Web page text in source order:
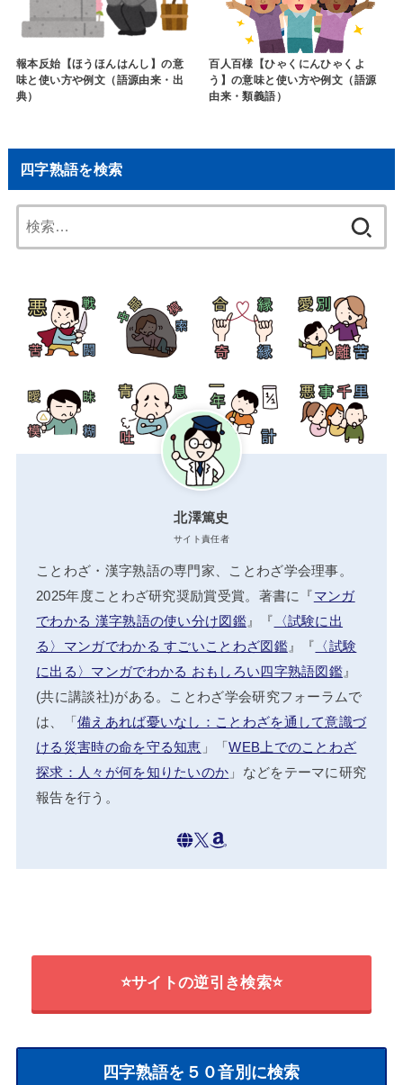
報本反始【ほうほんはんし】の意
味と使い方や例文（語源由来・出
典）
百人百様【ひゃくにんひゃくよ
う】の意味と使い方や例文（語源
由来・類義語）
四字熟語を検索
索:
北澤篤史
サイト責任者
ことわざ・漢字熟語の専門家、ことわざ学会理事。
2025年度ことわざ研究奨励賞受賞。著書に『マンガ
でわかる 漢字熟語の使い分け図鑑』『 〈試験に出
る〉マンガでわかる すごいことわざ図鑑』『 〈試験
に出る〉マンガでわかる おもしろい四字熟語図鑑 』
(共に講談社)がある。ことわざ学会研究フォーラムで
は、「備えあれば憂いなし：ことわざを通して意識づ
ける災害時の命を守る知恵 」「WEB上でのことわざ
探求：人々が何を知りたいのか 」などをテーマに研究
報告を行う。
⭐サイトの逆引き検索⭐
四字熟語を５０音別に検索